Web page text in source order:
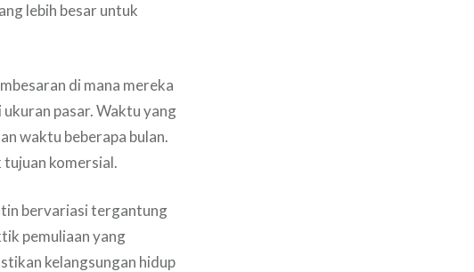
lebih besar untuk
di mana mereka
pasar. Waktu yang
waktu beberapa bulan.
tujuan komersial.
bervariasi tergantung
pemuliaan yang
kelangsungan hidup